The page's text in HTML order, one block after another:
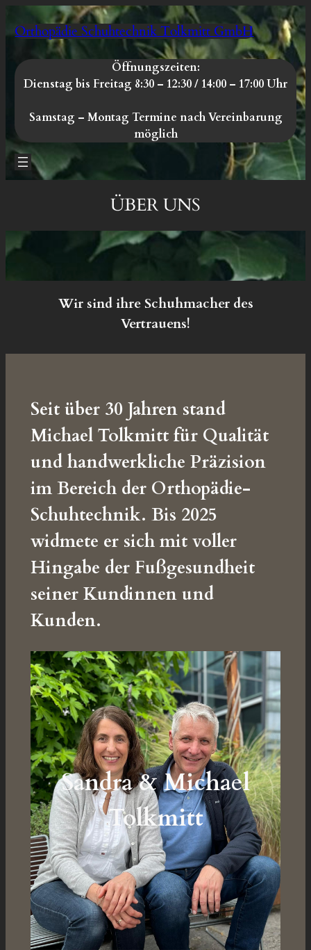
Zum
Inhalt
springen
Orthopädie Schuhtechnik Tolkmitt GmbH
Öffnungszeiten:
Dienstag bis Freitag 8:30 – 12:30 / 14:00 – 17:00 Uhr
Samstag – Montag Termine nach Vereinbarung
möglich
ÜBER UNS
Wir sind ihre Schuhmacher des
Vertrauens!
Seit über 30 Jahren stand
Michael Tolkmitt für Qualität
und handwerkliche Präzision
im Bereich der Orthopädie-
Schuhtechnik. Bis 2025
widmete er sich mit voller
Hingabe der Fußgesundheit
seiner Kundinnen und
Kunden.
Sandra & Michael
Tolkmitt